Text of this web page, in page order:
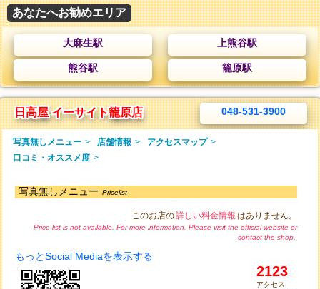
あなたへお勧めエリア
大麻生駅 上熊谷駅
熊谷駅 籠原駅
日高屋 イーサイト籠原店 048-531-3900
写真無しメニュー > 店舗情報 > アクセスマップ >
口コミ・オススメ度 >
写真無しメニュー Pricelist
このお店の詳しい料金情報 はありません。
Price list is not available. For more information, Please visit the official website or
contact the shop.
もっとSocial Mediaを表示する
2123
アクセス